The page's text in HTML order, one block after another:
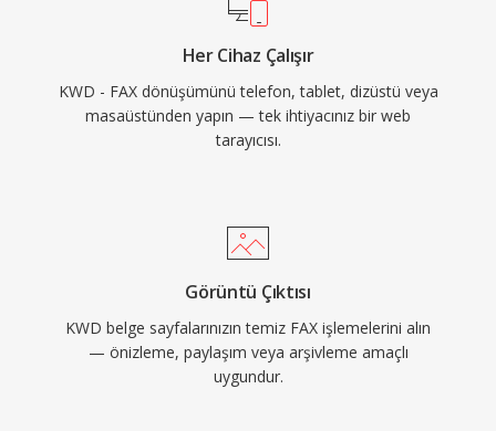
Her Cihaz Çalışır
KWD - FAX dönüşümünü telefon, tablet, dizüstü veya
masaüstünden yapın — tek ihtiyacınız bir web
tarayıcısı.
Görüntü Çıktısı
KWD belge sayfalarınızın temiz FAX işlemelerini alın
— önizleme, paylaşım veya arşivleme amaçlı
uygundur.